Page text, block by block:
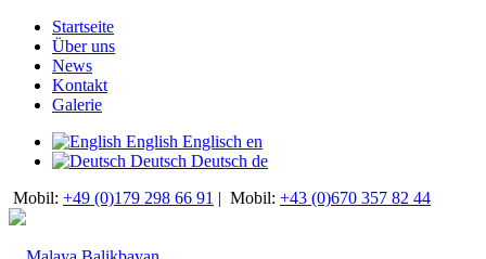
Startseite
Über uns
News
Kontakt
Galerie
English Englisch en
Deutsch Deutsch de
Mobil: +49 (0)179 298 66 91 | Mobil: +43 (0)670 357 82 44